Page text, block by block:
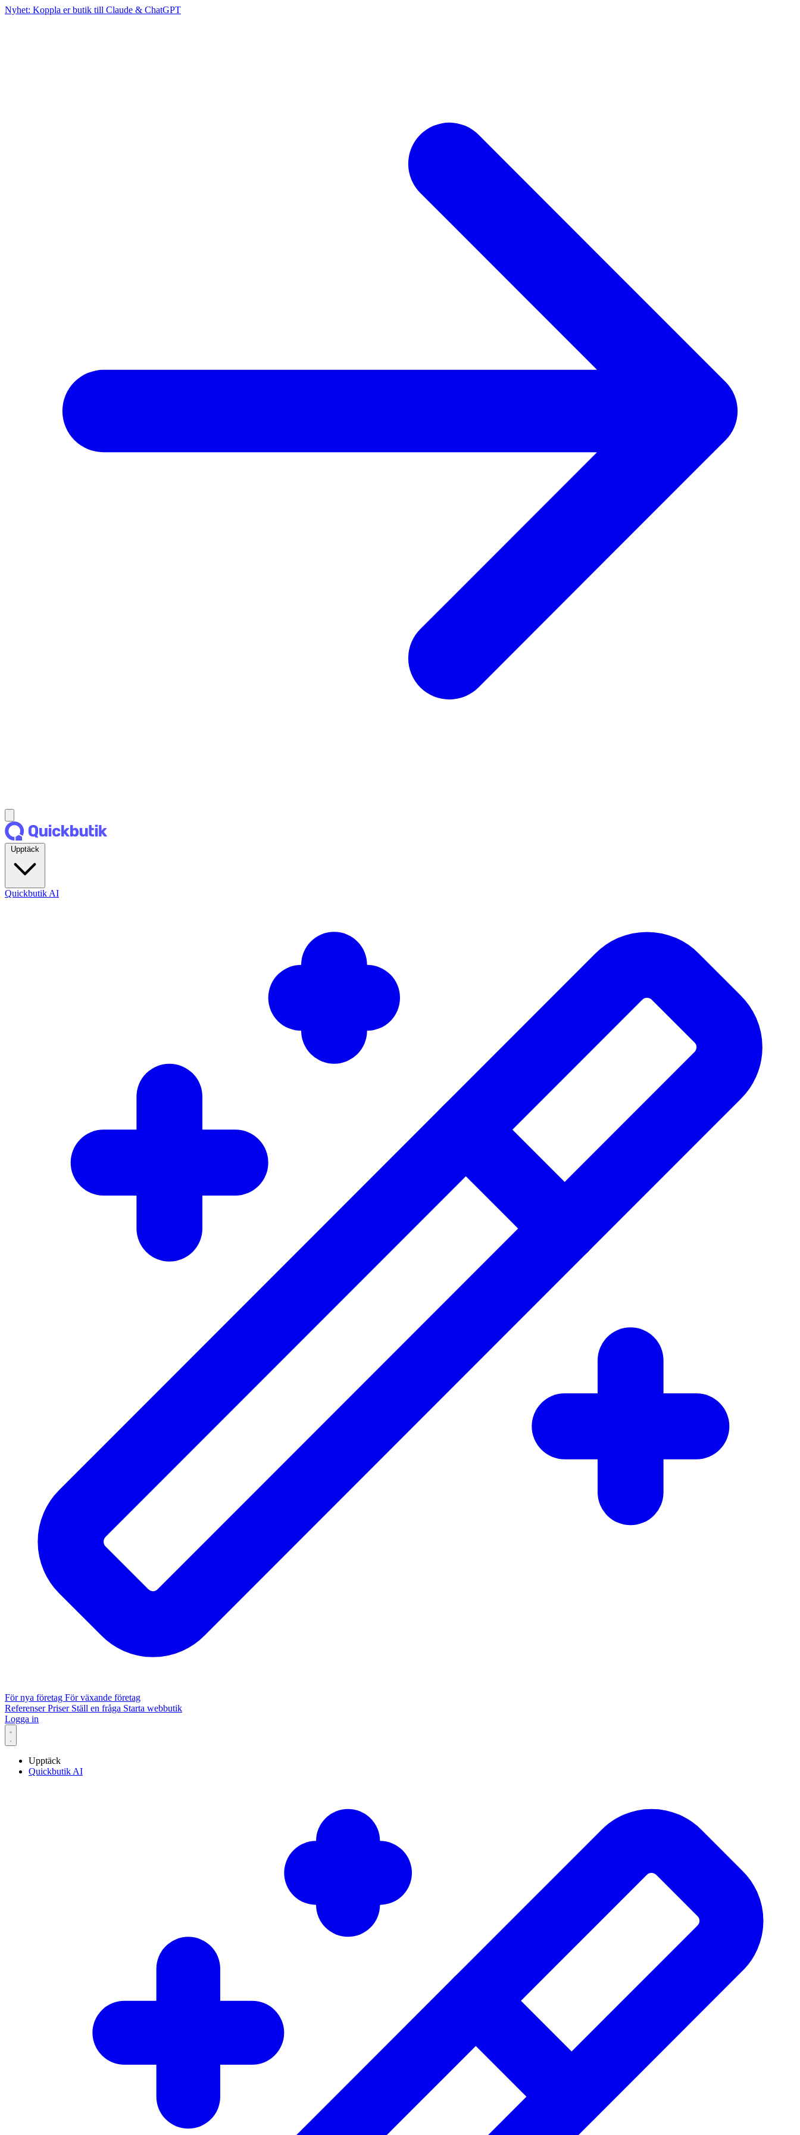
Nyhet: Koppla er butik till Claude & ChatGPT
Quickbutik AI
För nya företag För växande företag
ReferenserPriser Ställ en fråga Starta webbutik
Logga in
Upptäck
Quickbutik AI